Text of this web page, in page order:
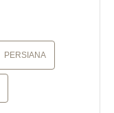
PERSIANA